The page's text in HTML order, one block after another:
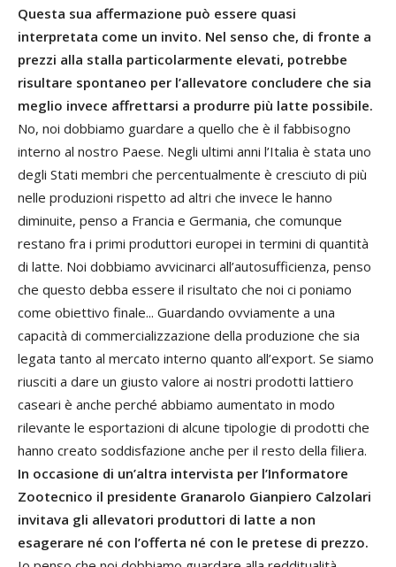
Questa sua affermazione può essere quasi
interpretata come un invito. Nel senso che, di fronte a
prezzi alla stalla particolarmente elevati, potrebbe
risultare spontaneo per l’allevatore concludere che sia
meglio invece affrettarsi a produrre più latte possibile.
No, noi dobbiamo guardare a quello che è il fabbisogno
interno al nostro Paese. Negli ultimi anni l’Italia è stata uno
degli Stati membri che percentualmente è cresciuto di più
nelle produzioni rispetto ad altri che invece le hanno
diminuite, penso a Francia e Germania, che comunque
restano fra i primi produttori europei in termini di quantità
di latte. Noi dobbiamo avvicinarci all’autosufficienza, penso
che questo debba essere il risultato che noi ci poniamo
come obiettivo finale... Guardando ovviamente a una
capacità di commercializzazione della produzione che sia
legata tanto al mercato interno quanto all’export. Se siamo
riusciti a dare un giusto valore ai nostri prodotti lattiero
caseari è anche perché abbiamo aumentato in modo
rilevante le esportazioni di alcune tipologie di prodotti che
hanno creato soddisfazione anche per il resto della filiera.
In occasione di un’altra intervista per l’Informatore
Zootecnico il presidente Granarolo Gianpiero Calzolari
invitava gli allevatori produttori di latte a non
esagerare né con l’offerta né con le pretese di prezzo.